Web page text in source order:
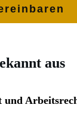
aus
und